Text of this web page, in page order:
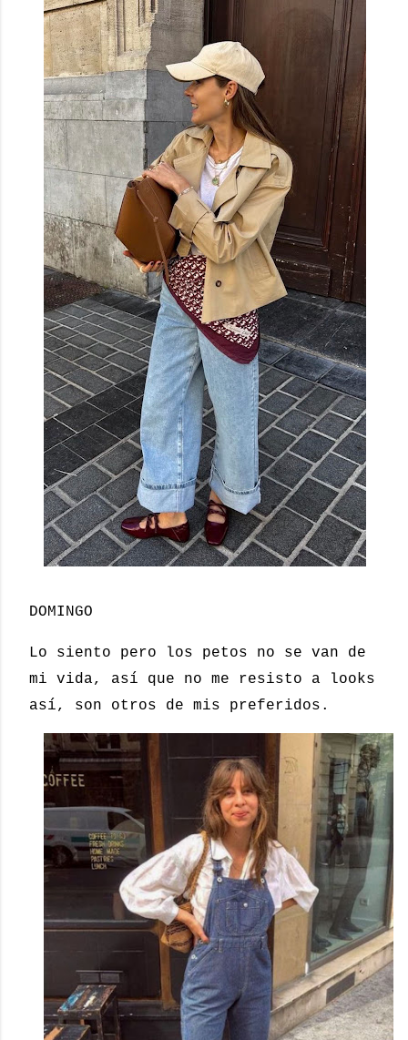
DOMINGO
Lo siento pero los petos no se van de
mi vida, así que no me resisto a looks
así, son otros de mis preferidos.